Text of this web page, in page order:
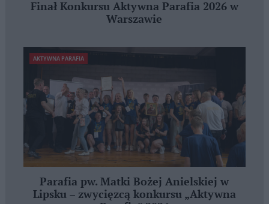
Finał Konkursu Aktywna Parafia 2026 w
Warszawie
AKTYWNA PARAFIA
Parafia pw. Matki Bożej Anielskiej w
Lipsku – zwycięzcą konkursu „Aktywna